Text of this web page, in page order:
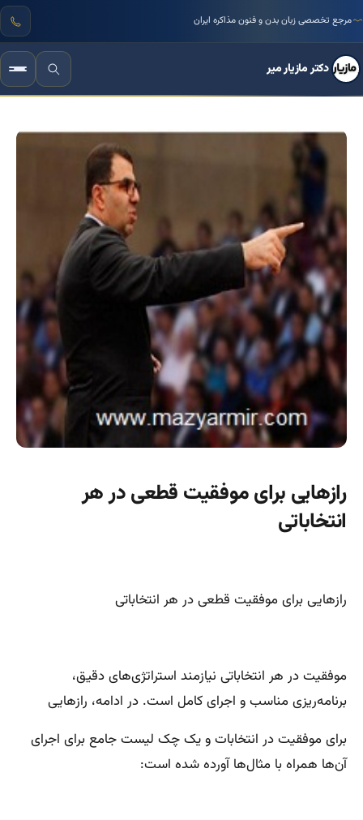
بیش از ۳۰ سال تجربه علمی و میدانی مستند
مرجع تخصصی زبان بدن و فنون مذاکره ایران
دکتر مازیار میر
رازهایی برای موفقیت قطعی در هر
انتخاباتی
رازهایی برای موفقیت قطعی در هر انتخاباتی
موفقیت در هر انتخاباتی نیازمند استراتژی‌های دقیق،
برنامه‌ریزی مناسب و اجرای کامل است. در ادامه، رازهایی
برای موفقیت در انتخابات و یک چک لیست جامع برای اجرای
آن‌ها همراه با مثال‌ها آورده شده است: